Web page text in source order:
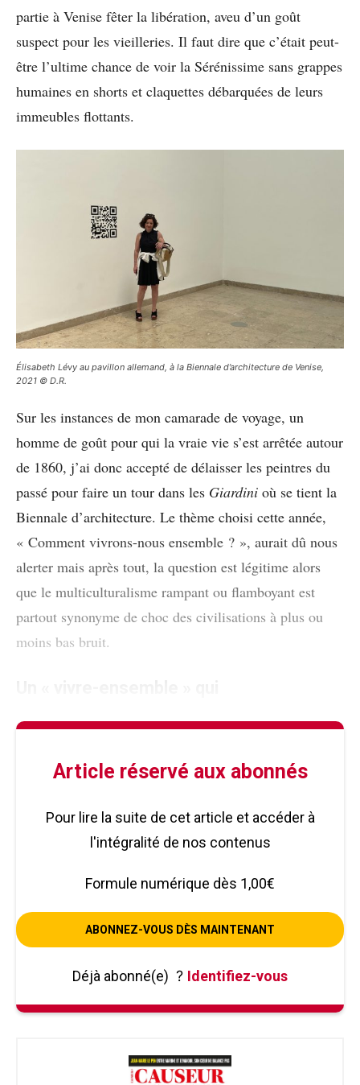
partie à Venise fêter la libération, aveu d’un goût
suspect pour les vieilleries. Il faut dire que c’était peut-
être l’ultime chance de voir la Sérénissime sans grappes
humaines en shorts et claquettes débarquées de leurs
immeubles flottants.
Élisabeth Lévy au pavillon allemand, à la Biennale d’architecture de Venise,
2021 © D.R.
Sur les instances de mon camarade de voyage, un
homme de goût pour qui la vraie vie s’est arrêtée autour
de 1860, j’ai donc accepté de délaisser les peintres du
passé pour faire un tour dans les Giardini où se tient la
Biennale d’architecture. Le thème choisi cette année,
« Comment vivrons-nous ensemble ? », aurait dû nous
alerter mais après tout, la question est légitime alors
que le multiculturalisme rampant ou flamboyant est
partout synonyme de choc des civilisations à plus ou
moins bas bruit.
Article réservé aux abonnés
Pour lire la suite de cet article et accéder à
l'intégralité de nos contenus
Formule numérique dès 1,00€
ABONNEZ-VOUS DÈS MAINTENANT
Déjà abonné(e) ? Identifiez-vous